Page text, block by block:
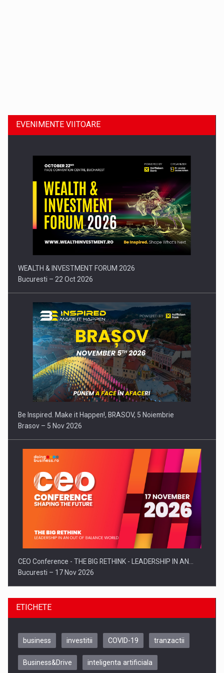
Comunicat de presa: Joburile part-time reincep sa intre pe…
EVENIMENTE VIITOARE
WEALTH & INVESTMENT FORUM 2026
Bucuresti – 22 Oct 2026
Be Inspired. Make it Happen!, BRASOV, 5 Noiembrie
Brasov – 5 Nov 2026
CEO Conference - THE BIG RETHINK - LEADERSHIP IN AN…
Bucuresti – 17 Nov 2026
ETICHETE
business investitii COVID-19 tranzactii
Business&Drive inteligenta artificiala